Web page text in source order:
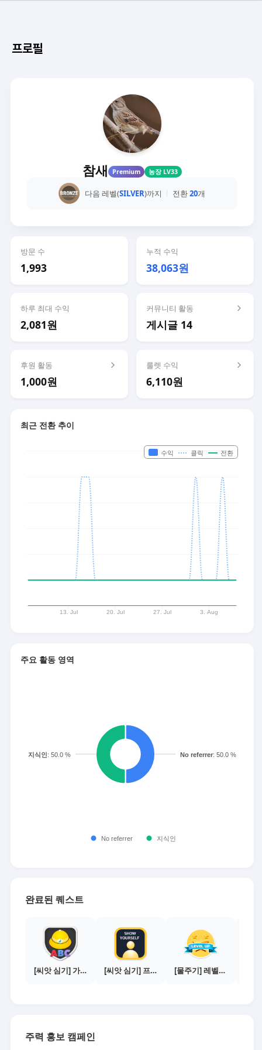
프로필
참새 Premium 농장 LV33
다음 레벨(SILVER)까지 전환20개
방문 수
1,993
누적 수익
38,063원
하루 최대 수익
2,081원
커뮤니티 활동
게시글 14
후원 활동
1,000원
룰렛 수익
6,110원
최근 전환 추이
주요 활동 영역
완료된 퀘스트
[씨앗 심기] 가이드보기 - 매체별 활동 가이드 [씨앗 심기] 프로필 사진 등록하기 [물주기] 레벨업하기 - 브론즈
주력 홍보 캠페인